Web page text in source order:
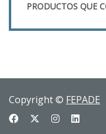
PRODUCTOS QUE
Copyright © FEPADE